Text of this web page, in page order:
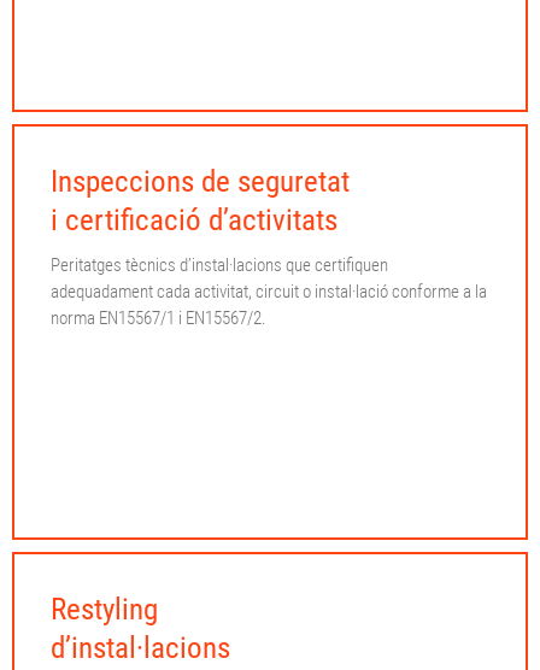
Inspeccions de seguretat
i certificació d’activitats
Peritatges tècnics d’instal·lacions que certifiquen
adequadament cada activitat, circuit o instal·lació conforme a la
norma EN15567/1 i EN15567/2.
Restyling
d’instal·lacions